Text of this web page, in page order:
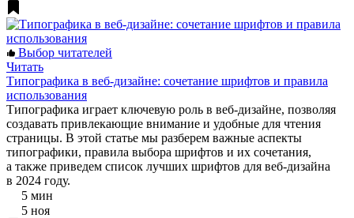
Выбор читателей
Читать
Типографика в веб-дизайне: сочетание шрифтов и правила
использования
Типографика играет ключевую роль в веб-дизайне, позволяя
создавать привлекающие внимание и удобные для чтения
страницы. В этой статье мы разберем важные аспекты
типографики, правила выбора шрифтов и их сочетания,
а также приведем список лучших шрифтов для веб-дизайна
в 2024 году.
5 мин
5 ноя